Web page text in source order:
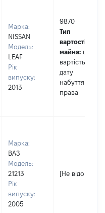
Марка:
NISSAN
Модель:
LEAF
Рік
випуску:
2013
9870
Тип
вартості
майна: це
вартість на
дату
набуття
права
Марка:
ВАЗ
Модель:
21213
Рік
випуску:
2005
[Не відомо]